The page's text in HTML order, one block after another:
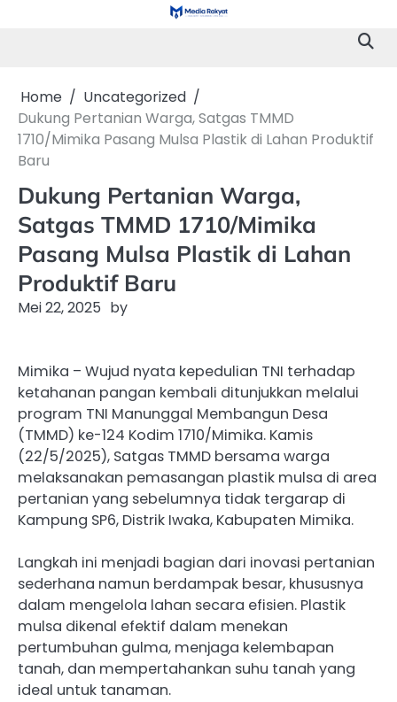
Home
Uncategorized
Dukung Pertanian Warga, Satgas TMMD
1710/Mimika Pasang Mulsa Plastik di Lahan Produktif
Baru
Dukung Pertanian Warga,
Satgas TMMD 1710/Mimika
Pasang Mulsa Plastik di Lahan
Produktif Baru
Mei 22, 2025 by
Mimika – Wujud nyata kepedulian TNI terhadap
ketahanan pangan kembali ditunjukkan melalui
program TNI Manunggal Membangun Desa
(TMMD) ke-124 Kodim 1710/Mimika. Kamis
(22/5/2025), Satgas TMMD bersama warga
melaksanakan pemasangan plastik mulsa di area
pertanian yang sebelumnya tidak tergarap di
Kampung SP6, Distrik Iwaka, Kabupaten Mimika.
Langkah ini menjadi bagian dari inovasi pertanian
sederhana namun berdampak besar, khususnya
dalam mengelola lahan secara efisien. Plastik
mulsa dikenal efektif dalam menekan
pertumbuhan gulma, menjaga kelembapan
tanah, dan mempertahankan suhu tanah yang
ideal untuk tanaman.